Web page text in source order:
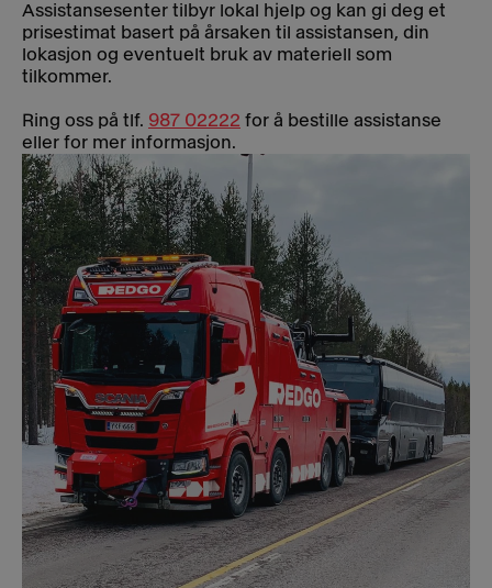
Assistansesenter tilbyr lokal hjelp og kan gi deg et
prisestimat basert på årsaken til assistansen, din
lokasjon og eventuelt bruk av materiell som
tilkommer.
Ring oss på tlf. 987 02222 for å bestille assistanse
eller for mer informasjon.